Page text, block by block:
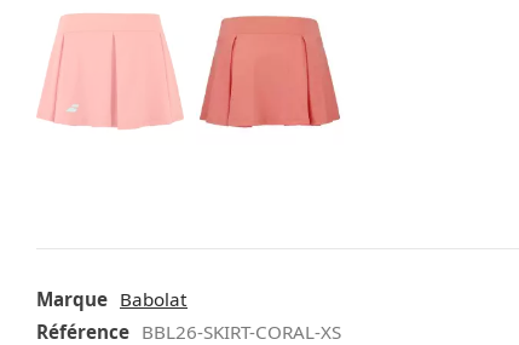
Marque Babolat
Référence BBL26-SKIRT-CORAL-XS